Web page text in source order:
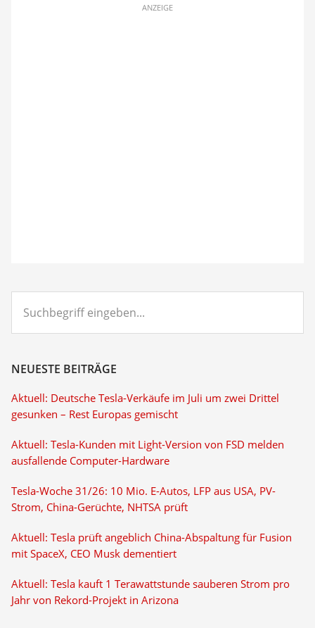
ANZEIGE
eingeben...
NEUESTE BEITRÄGE
Aktuell: Deutsche Tesla-Verkäufe im Juli um zwei Drittel
gesunken – Rest Europas gemischt
Aktuell: Tesla-Kunden mit Light-Version von FSD melden
ausfallende Computer-Hardware
Tesla-Woche 31/26: 10 Mio. E-Autos, LFP aus USA, PV-
Strom, China-Gerüchte, NHTSA prüft
Aktuell: Tesla prüft angeblich China-Abspaltung für Fusion
mit SpaceX, CEO Musk dementiert
Aktuell: Tesla kauft 1 Terawattstunde sauberen Strom pro
Jahr von Rekord-Projekt in Arizona